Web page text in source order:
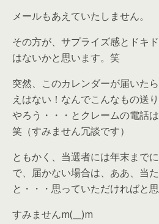
メールもあえていたしません。
その方が、サプライズ感とドキ
はないかと思います。笑
突然、このカレンダーが届いた
えはない！なんでこんなもの送
やろう・・・とクレームの電話
笑（すみません冗談です）
ともかく、当選者には年末まで
で、届かない場合は、ああ、当
と・・・思っていただければと
すみませんm(__)m